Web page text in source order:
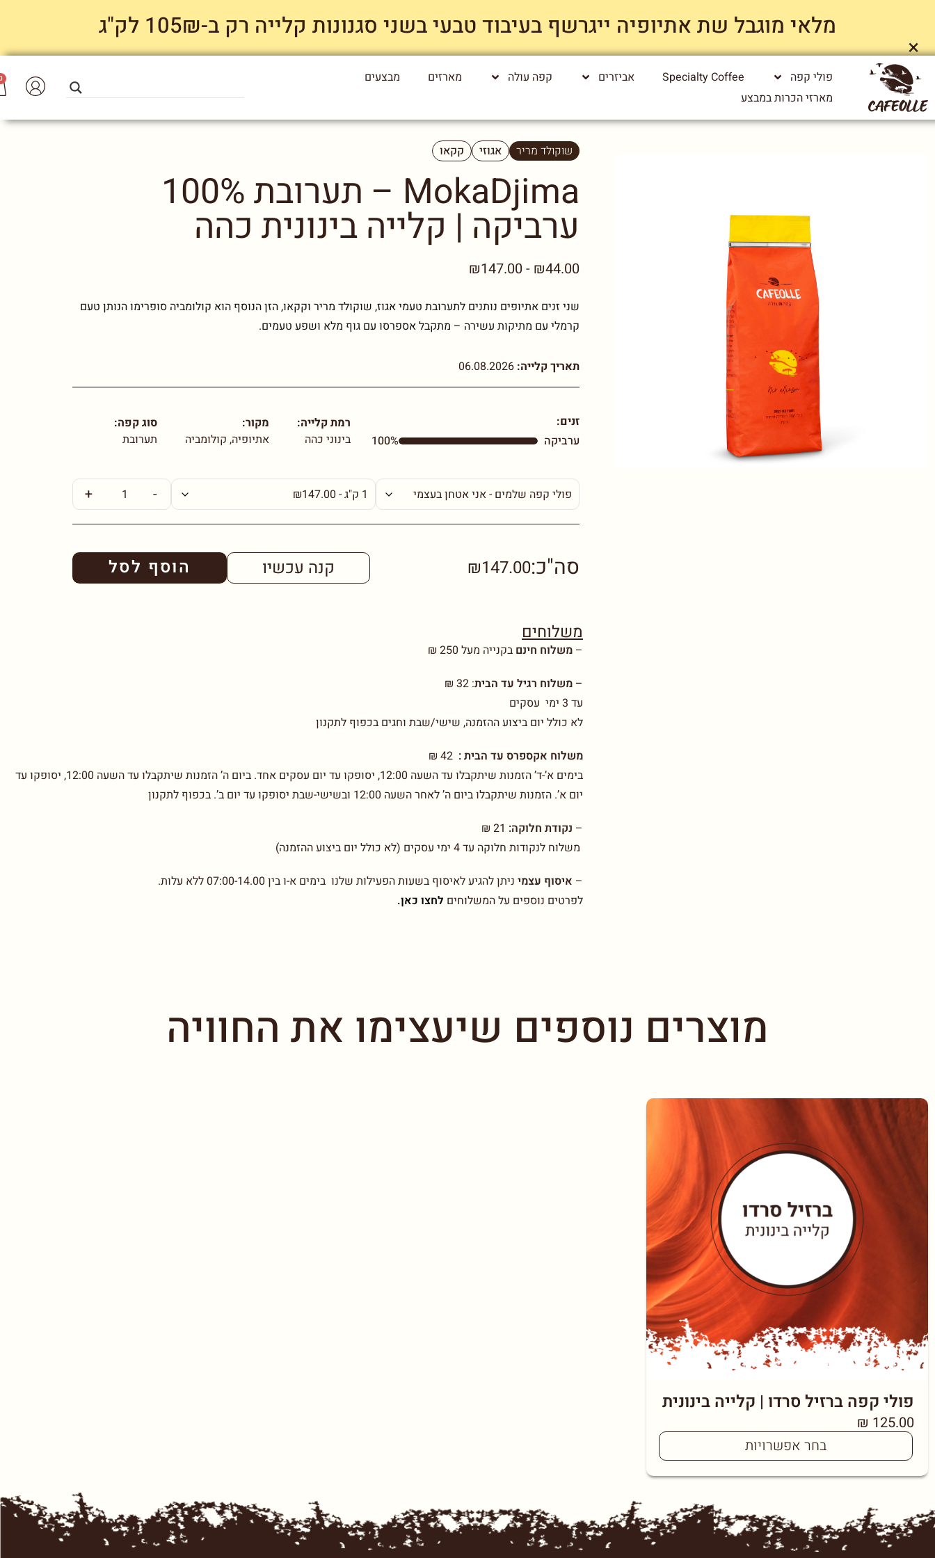
מלאי מוגבל שת אתיופיה ייגרשף בעיבוד טבעי בשני סגנונות קלייה רק ב-105₪ לק"ג
×
פולי קפה Specialty Coffee אביזרים קפה עולה מארזים
מבצעים
מארזי הכרות במבצע
שוקולד מריר אגוזי קקאו
MokaDjima – תערובת 100%
ערביקה | קלייה בינונית כהה
₪44.00 - ₪147.00
שני זנים אתיופים נותנים לתערובת טעמי אגוז, שוקולד מריר וקקאו, הזן הנוסף הוא קולומביה סופרימו הנותן טעם
קרמלי עם מתיקות עשירה – מתקבל אספרסו עם גוף מלא ושפע טעמים.
תאריך קלייה: 06.08.2026
זנים:
ערביקה
100%
רמת קלייה:
בינוני כהה
מקור:
אתיופיה, קולומביה
סוג קפה:
תערובת
-
+
קנה עכשיו הוסף לסל סה"כ:₪147.00
משלוחים
– משלוח חינם בקנייה מעל 250 ₪
– משלוח רגיל עד הבית:
32 ₪
עד 3 ימי עסקים
לא כולל יום ביצוע ההזמנה, שישי/שבת וחגים בכפוף לתקנון
משלוח אקספרס עד הבית : 42 ₪
בימים א’-ד’ הזמנות שיתקבלו עד השעה 12:00, יסופקו עד יום עסקים אחד. ביום ה’ הזמנות שיתקבלו עד השעה 12:00, יסופקו עד
יום א’. הזמנות שיתקבלו ביום ה’ לאחר השעה 12:00 ובשישי-שבת יסופקו עד יום ב’. בכפוף לתקנון
– נקודת חלוקה: 21 ₪
משלוח לנקודות חלוקה עד 4 ימי עסקים (לא כולל יום ביצוע ההזמנה)
– איסוף עצמיניתן להגיע לאיסוף בשעות הפעילות שלנו בימים א-ו בין 07:00-14.00 ללא עלות.
לפרטים נוספים על המשלוחים לחצו כאן.
מוצרים נוספים שיעצימו את החוויה
פולי קפה ברזיל סרדו | קלייה בינונית
₪ 125.00
בחר אפשרויות